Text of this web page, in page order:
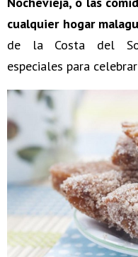
cualquier hogar
de la Costa del
especiales para